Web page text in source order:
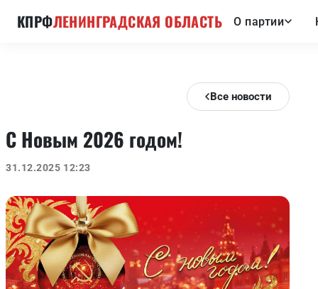
КПРФЛЕНИНГРАДСКАЯ ОБЛАСТЬ О партии
Все новости
С Новым 2026 годом!
31.12.2025 12:23